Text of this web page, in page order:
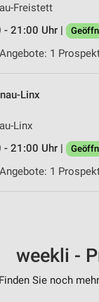
Freistett
- 21:00 Uhr |
1
Linx
Linx
- 21:00 Uhr |
1
weekli -
Finden Sie noch